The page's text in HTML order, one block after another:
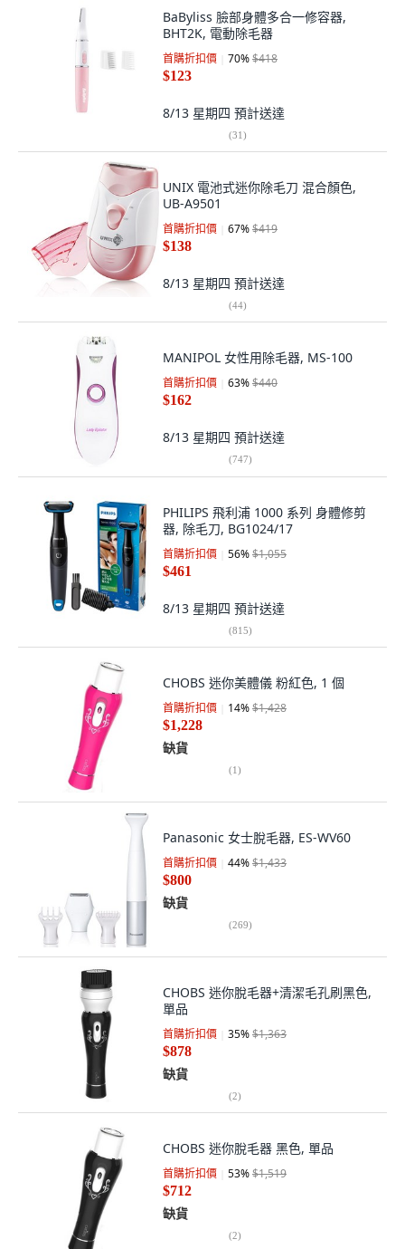
BaByliss 臉部身體多合一修容器,
BHT2K, 電動除毛器
首購折扣價 70%$418
$123
8/13 星期四 預計送達
(31)
UNIX 電池式迷你除毛刀 混合顏色,
UB-A9501
首購折扣價 67%$419
$138
8/13 星期四 預計送達
(44)
MANIPOL 女性用除毛器, MS-100
首購折扣價 63%$440
$162
8/13 星期四 預計送達
(747)
PHILIPS 飛利浦 1000 系列 身體修剪
器, 除毛刀, BG1024/17
首購折扣價 56%$1,055
$461
8/13 星期四 預計送達
(815)
CHOBS 迷你美體儀 粉紅色, 1 個
首購折扣價 14%$1,428
$1,228
缺貨
(1)
Panasonic 女士脫毛器, ES-WV60
首購折扣價 44%$1,433
$800
缺貨
(269)
CHOBS 迷你脫毛器+清潔毛孔刷黑色,
單品
首購折扣價 35%$1,363
$878
缺貨
(2)
CHOBS 迷你脫毛器 黑色, 單品
首購折扣價 53%$1,519
$712
缺貨
(2)